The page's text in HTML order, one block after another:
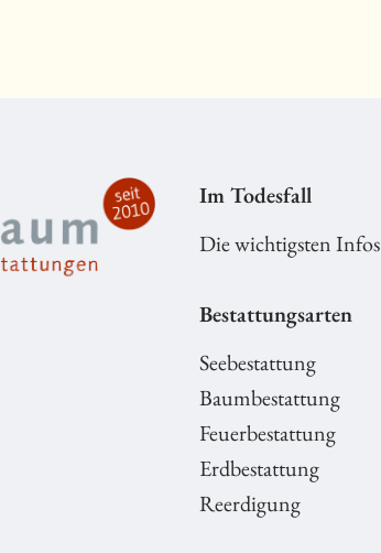
Im Todesfall
Die wichtigsten Infos
Bestattungsarten
Seebestattung
Baumbestattung
Feuerbestattung
Erdbestattung
Reerdigung